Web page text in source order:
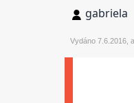
gabriela
Vydáno 7.6.2016,